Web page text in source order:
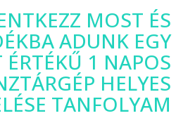
MOST ÉS
ADUNK EGY
1 NAPOS
HELYES
TANFOLYAM